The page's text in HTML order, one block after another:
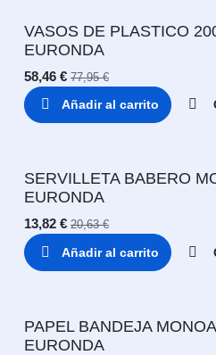
VASOS DE PLASTICO
EURONDA
58,46 € 77,95€
Añadir al carrito
SERVILLETA BABERO
EURONDA
13,82 € 20,63€
Añadir al carrito
PAPEL BANDEJA
EURONDA